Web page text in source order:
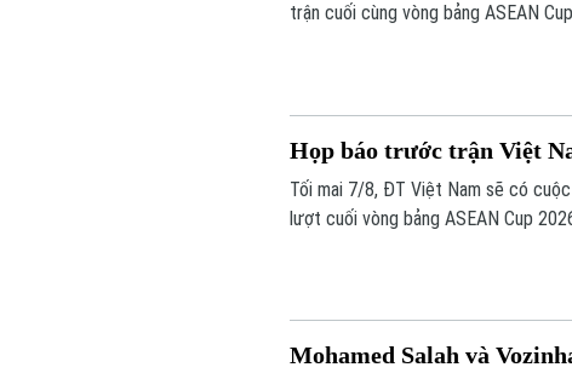
trận cuối cùng vòng bảng ASEAN
Họp báo trước trận Việt
Tối mai 7/8, ĐT Việt Nam sẽ có
lượt cuối vòng bảng ASEAN Cup
Mohamed Salah và